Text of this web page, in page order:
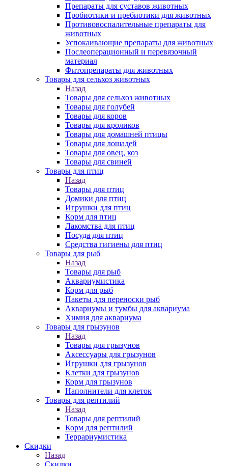
Препараты для суставов животных
Пробиотики и пребиотики для животных
Противовоспалительные препараты для
животных
Успокаивающие препараты для животных
Послеоперационный и перевязочный
материал
Фитопрепараты для животных
Товары для сельхоз животных
Назад
Товары для сельхоз животных
Товары для голубей
Товары для коров
Товары для кроликов
Товары для домашней птицы
Товары для лошадей
Товары для овец, коз
Товары для свиней
Товары для птиц
Назад
Товары для птиц
Домики для птиц
Игрушки для птиц
Корм для птиц
Лакомства для птиц
Посуда для птиц
Средства гигиены для птиц
Товары для рыб
Назад
Товары для рыб
Аквариумистика
Корм для рыб
Пакеты для переноски рыб
Аквариумы и тумбы для аквариума
Химия для аквариума
Товары для грызунов
Назад
Товары для грызунов
Аксессуары для грызунов
Игрушки для грызунов
Клетки для грызунов
Корм для грызунов
Наполнители для клеток
Товары для рептилий
Назад
Товары для рептилий
Корм для рептилий
Террариумистика
Скидки
Назад
Скидки